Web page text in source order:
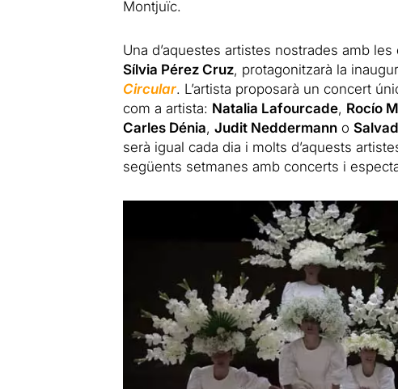
Montjuïc.
Una d’aquestes artistes nostrades amb
Sílvia Pérez Cruz, protagonitzarà la
Circular. L’artista proposarà un concert
com a artista: Natalia Lafourcade, Rocío
Carles Dénia, Judit Neddermanno
serà igual cada dia i molts d’aquests
següents setmanes amb concerts i